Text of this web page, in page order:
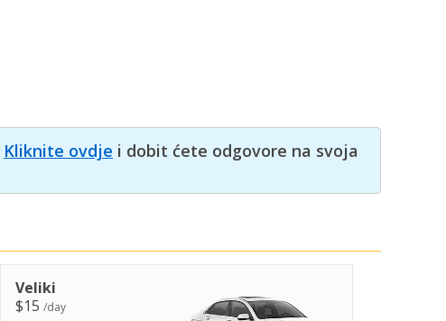
Kliknite ovdje i dobit ćete odgovore na svoja
Veliki
$15 /day